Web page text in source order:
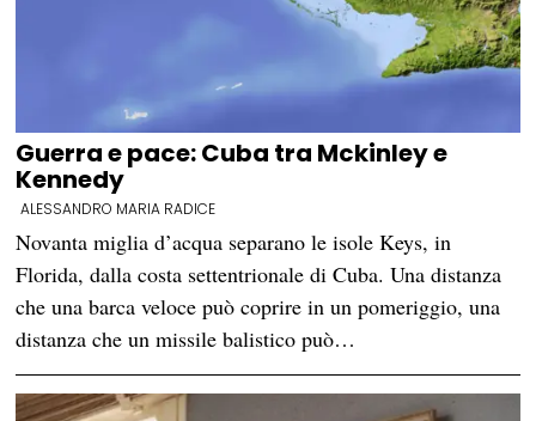
Guerra e pace: Cuba tra Mckinley e
Kennedy
ALESSANDRO MARIA RADICE
Novanta miglia d’acqua separano le isole Keys, in
Florida, dalla costa settentrionale di Cuba. Una distanza
che una barca veloce può coprire in un pomeriggio, una
distanza che un missile balistico può…